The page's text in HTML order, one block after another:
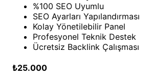
%100 SEO Uyumlu
SEO Ayarları Yapılandırması
Kolay Yönetilebilir Panel
Profesyonel Teknik Destek
Ücretsiz Backlink Çalışması
₺25.000